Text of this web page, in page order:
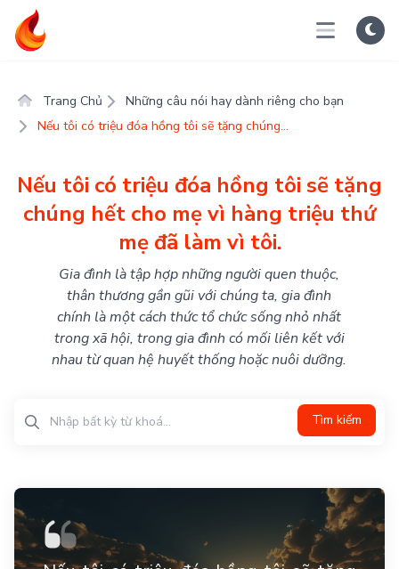
Trang Chủ
Những câu nói hay dành riêng cho bạn
Nếu tôi có triệu đóa hồng tôi sẽ tặng chúng...
Nếu tôi có triệu đóa hồng tôi sẽ tặng
chúng hết cho mẹ vì hàng triệu thứ
mẹ đã làm vì tôi.
Gia đình là tập hợp những người quen thuộc,
thân thương gần gũi với chúng ta, gia đình
chính là một cách thức tổ chức sống nhỏ nhất
trong xã hội, trong gia đình có mối liên kết với
nhau từ quan hệ huyết thống hoặc nuôi dưỡng.
Tìm kiếm